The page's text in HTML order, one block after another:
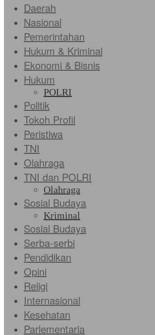
Daerah
Nasional
Pemerintahan
Hukum & Kriminal
Ekonomi & Bisnis
Hukum
POLRI
Politik
Tokoh Profil
Peristiwa
TNI
Olahraga
TNI dan POLRI
Olahraga
Sosial Budaya
Kriminal
Sosial Budaya
Serba-serbi
Pendidikan
Opini
Religi
Internasional
Kesehatan
Parlementaria